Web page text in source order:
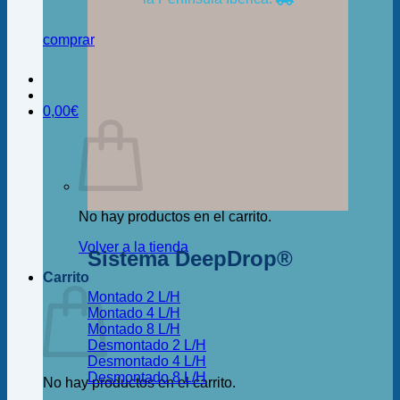
comprar
0,00€
No hay productos en el carrito.
Volver a la tienda
Carrito
No hay productos en el carrito.
Sistema DeepDrop®
Montado 2 L/H
Montado 4 L/H
Montado 8 L/H
Desmontado 2 L/H
Desmontado 4 L/H
Desmontado 8 L/H